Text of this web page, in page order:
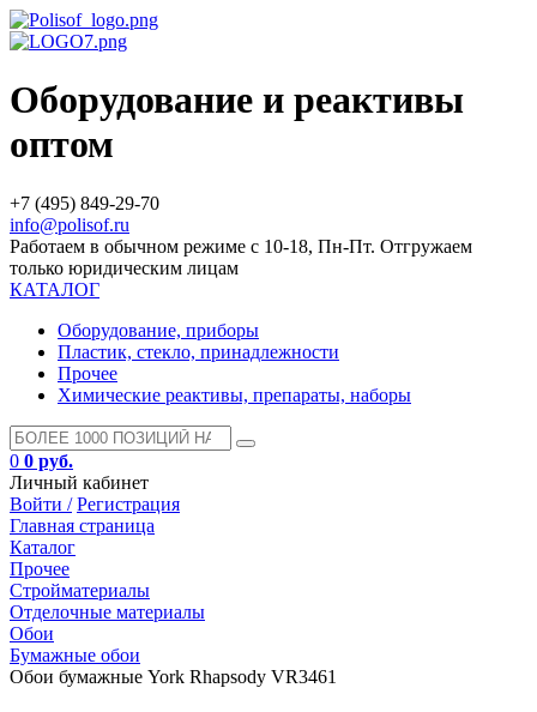
Оборудование и реактивы
оптом
+7 (495) 849-29-70
info@polisof.ru
Работаем в обычном режиме с 10-18, Пн-Пт. Отгружаем
только юридическим лицам
КАТАЛОГ
Оборудование, приборы
Пластик, стекло, принадлежности
Прочее
Химические реактивы, препараты, наборы
0 0 руб.
Личный кабинет
Войти / Регистрация
Главная страница
Каталог
Прочее
Стройматериалы
Отделочные материалы
Обои
Бумажные обои
Обои бумажные York Rhapsody VR3461